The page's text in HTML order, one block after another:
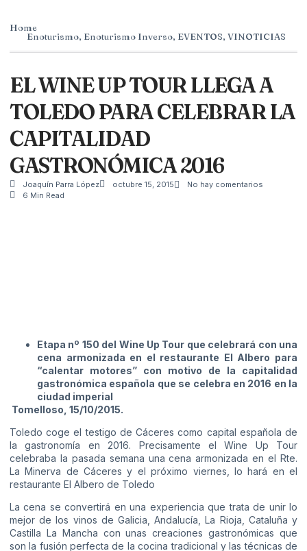
Home
Enoturismo, Enoturismo Inverso, EVENTOS, VINOTICIAS
EL WINE UP TOUR LLEGA A
TOLEDO PARA CELEBRAR LA
CAPITALIDAD
GASTRONÓMICA 2016
Joaquín Parra López octubre 15, 2015
No hay comentarios
6 Min Read
Etapa nº 150 del Wine Up Tour que celebrará con una
cena armonizada en el restaurante El Albero para
“calentar motores” con motivo de la capitalidad
gastronómica española que se celebra en 2016 en la
ciudad imperial
Tomelloso, 15/10/2015.
Toledo coge el testigo de Cáceres como capital española de
la gastronomía en 2016. Precisamente el Wine Up Tour
celebraba la pasada semana una cena armonizada en el Rte.
La Minerva de Cáceres y el próximo viernes, lo hará en el
restaurante El Albero de Toledo
La cena se convertirá en una experiencia que trata de unir lo
mejor de los vinos de Galicia, Andalucía, La Rioja, Cataluña y
Castilla La Mancha con unas creaciones gastronómicas que
son la fusión perfecta de la cocina tradicional y las técnicas de